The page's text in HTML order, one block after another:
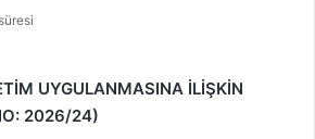
UYGULANMASINA İLİŞKİN
2026/24)